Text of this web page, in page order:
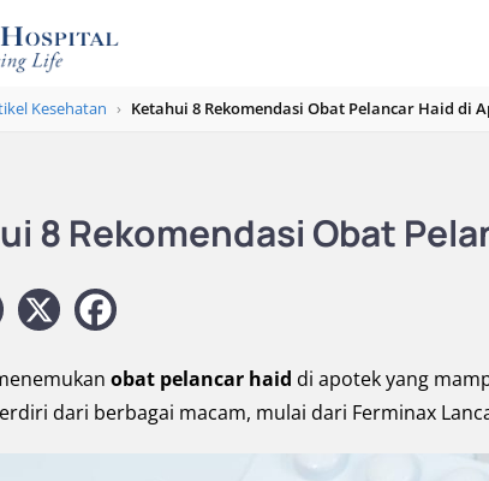
Kesehatan › Ketahui 8 Rekomendasi Obat Pelancar Haid di
8 Rekomendasi Obat
obat pelancar haid di apotek yang
dari berbagai macam, mulai dari Ferminax